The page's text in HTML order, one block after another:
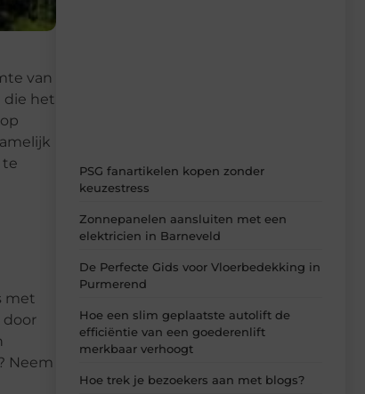
van
die het
te
met
door
Neem
PSG fanartikelen kopen zonder
keuzestress
Zonnepanelen aansluiten met een
elektricien in Barneveld
De Perfecte Gids voor Vloerbedekking in
Purmerend
Hoe een slim geplaatste autolift de
efficiëntie van een goederenlift
merkbaar verhoogt
Hoe trek je bezoekers aan met blogs?